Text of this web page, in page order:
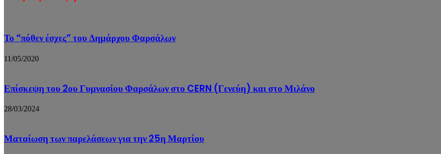
Το “πόθεν έσχες” του Δημάρχου Φαρσάλων
11/05/2020
Επίσκεψη του 2ου Γυμνασίου Φαρσάλων στο CERN (Γενεύη) και στο Μιλάνο
28/03/2024
Ματαίωση των παρελάσεων για την 25η Μαρτίου